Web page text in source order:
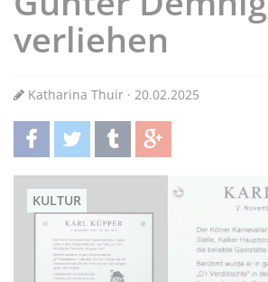
verliehen
Katharina Thuir · 20.02.2025
teilentwittern teilen teilen
KULTUR